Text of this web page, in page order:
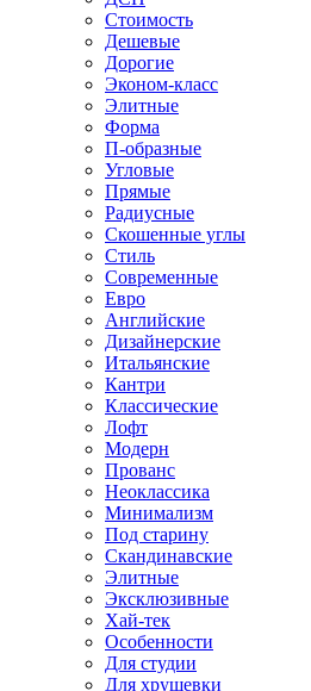
Стоимость
Дешевые
Дорогие
Эконом-класс
Элитные
Форма
П-образные
Угловые
Прямые
Радиусные
Скошенные углы
Стиль
Современные
Евро
Английские
Дизайнерские
Итальянские
Кантри
Классические
Лофт
Модерн
Прованс
Неоклассика
Минимализм
Под старину
Скандинавские
Элитные
Эксклюзивные
Хай-тек
Особенности
Для студии
Для хрущевки